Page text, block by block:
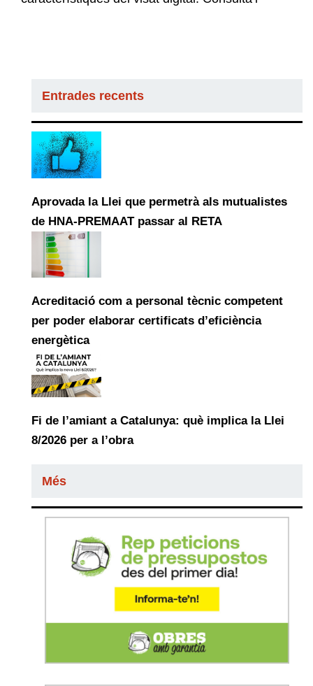
Entrades recents
Aprovada la Llei que permetrà als mutualistes
de HNA-PREMAAT passar al RETA
Acreditació com a personal tècnic competent
per poder elaborar certificats d’eficiència
energètica
Fi de l’amiant a Catalunya: què implica la Llei
8/2026 per a l’obra
Més